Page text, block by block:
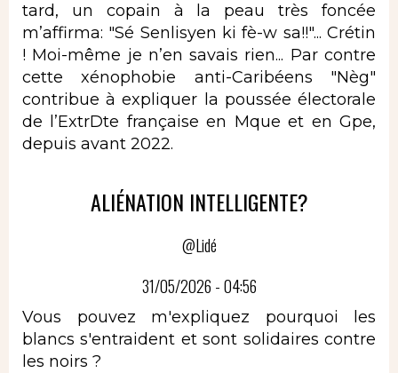
tard, un copain à la peau très foncée
m’affirma: "Sé Senlisyen ki fè-w sa!!"... Crétin
! Moi-même je n’en savais rien... Par contre
cette xénophobie anti-Caribéens "Nèg"
contribue à expliquer la poussée électorale
de l’ExtrDte française en Mque et en Gpe,
depuis avant 2022.
ALIÉNATION INTELLIGENTE?
@Lidé
31/05/2026 - 04:56
Vous pouvez m'expliquez pourquoi les
blancs s'entraident et sont solidaires contre
les noirs ?